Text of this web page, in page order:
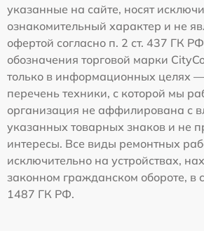
указанные на сайте, носят
ознакомительный характер и не
офертой согласно п. 2 ст. 437 ГК
обозначения торговой марки
только в информационных целях —
перечень техники, с которой мы
организация не аффилирована с
указанных товарных знаков и не
интересы. Все виды ремонтных
исключительно на устройствах,
законном гражданском обороте, в
1487 ГК РФ.